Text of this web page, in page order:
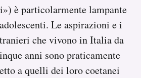
è particolarmente lampante
Le aspirazioni e i
che vivono in Italia da
anni sono praticamente
a quelli dei loro coetanei